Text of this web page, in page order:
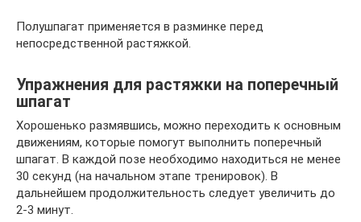
Полушпагат применяется в разминке перед
непосредственной растяжкой.
Упражнения для растяжки на поперечный
шпагат
Хорошенько размявшись, можно переходить к основным
движениям, которые помогут выполнить поперечный
шпагат. В каждой позе необходимо находиться не менее
30 секунд (на начальном этапе тренировок). В
дальнейшем продолжительность следует увеличить до
2-3 минут.